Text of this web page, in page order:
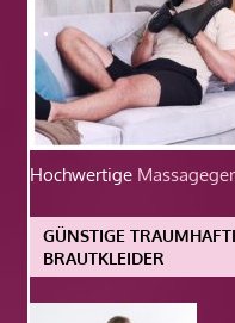
Hochwertige
GÜNSTIGE
BRAUTKLEIDER